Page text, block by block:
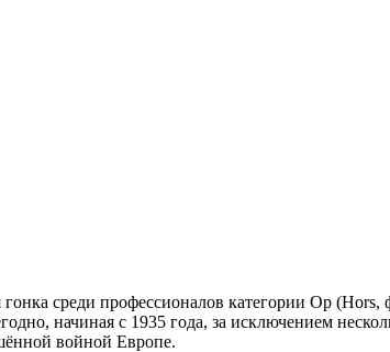
среди профессионалов категории Ор
начиная с 1935 года, за исключением
войной Европе.